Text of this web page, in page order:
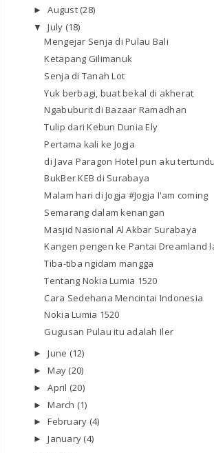
►August (28)
▼July (18)
Mengejar Senja di Pulau Bali
Ketapang Gilimanuk
Senja di Tanah Lot
Yuk berbagi, buat bekal di akherat
Ngabuburit di Bazaar Ramadhan
Tulip dari Kebun Dunia Ely
Pertama kali ke Jogja
di Java Paragon Hotel pun aku
BukBer KEB di Surabaya
Malam hari di Jogja #Jogja I'am coming
Semarang dalam kenangan
Masjid Nasional Al Akbar Surabaya
Kangen pengen ke Pantai Dreamland
Tiba-tiba ngidam mangga
Tentang Nokia Lumia 1520
Cara Sedehana Mencintai Indonesia
Nokia Lumia 1520
Gugusan Pulau itu adalah Iler
►June (12)
►May (20)
►April (20)
►March (1)
►February (4)
►January (4)